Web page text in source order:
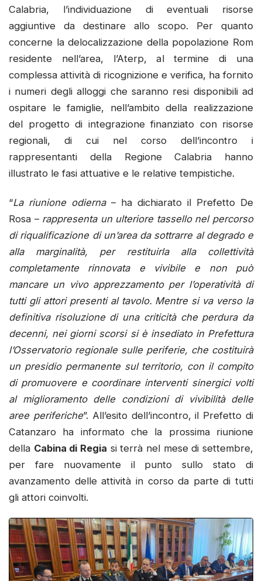
Calabria, l’individuazione di eventuali risorse
aggiuntive da destinare allo scopo. Per quanto
concerne la delocalizzazione della popolazione Rom
residente nell’area, l’Aterp, al termine di una
complessa attività di ricognizione e verifica, ha fornito
i numeri degli alloggi che saranno resi disponibili ad
ospitare le famiglie, nell’ambito della realizzazione
del progetto di integrazione finanziato con risorse
regionali, di cui nel corso dell’incontro i
rappresentanti della Regione Calabria hanno
illustrato le fasi attuative e le relative tempistiche.
“La riunione odierna– ha dichiarato il Prefetto De
Rosa – rappresenta un ulteriore tassello nel percorso
di riqualificazione di un’area da sottrarre al degrado e
alla marginalità, per restituirla alla collettività
completamente rinnovata e vivibile e non può
mancare un vivo apprezzamento per l’operatività di
tutti gli attori presenti al tavolo. Mentre si va verso la
definitiva risoluzione di una criticità che perdura da
decenni, nei giorni scorsi si è insediato in Prefettura
l’Osservatorio regionale sulle periferie, che costituirà
un presidio permanente sul territorio, con il compito
di promuovere e coordinare interventi sinergici volti
al miglioramento delle condizioni di vivibilità delle
aree periferiche”. All’esito dell’incontro, il Prefetto di
Catanzaro ha informato che la prossima riunione
della Cabina di Regia si terrà nel mese di settembre,
per fare nuovamente il punto sullo stato di
avanzamento delle attività in corso da parte di tutti
gli attori coinvolti.